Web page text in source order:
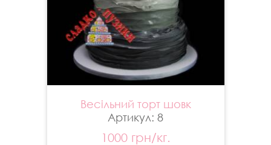
Весільний торт шовк
Артикул: 8
1000 грн/кг.